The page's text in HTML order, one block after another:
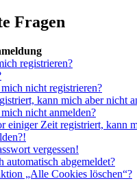
Fragen
registrieren?
nicht registrieren?
kann mich aber nicht
nicht anmelden?
einiger Zeit registriert, kann
vergessen!
automatisch abgemeldet?
„Alle Cookies löschen“?